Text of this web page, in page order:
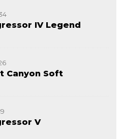
IV Legend
Canyon Soft
V